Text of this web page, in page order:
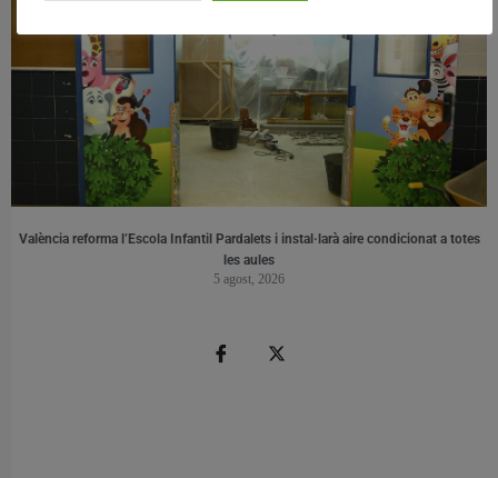
València reforma l’Escola Infantil Pardalets i instal·larà aire condicionat a totes
les aules
5 agost, 2026